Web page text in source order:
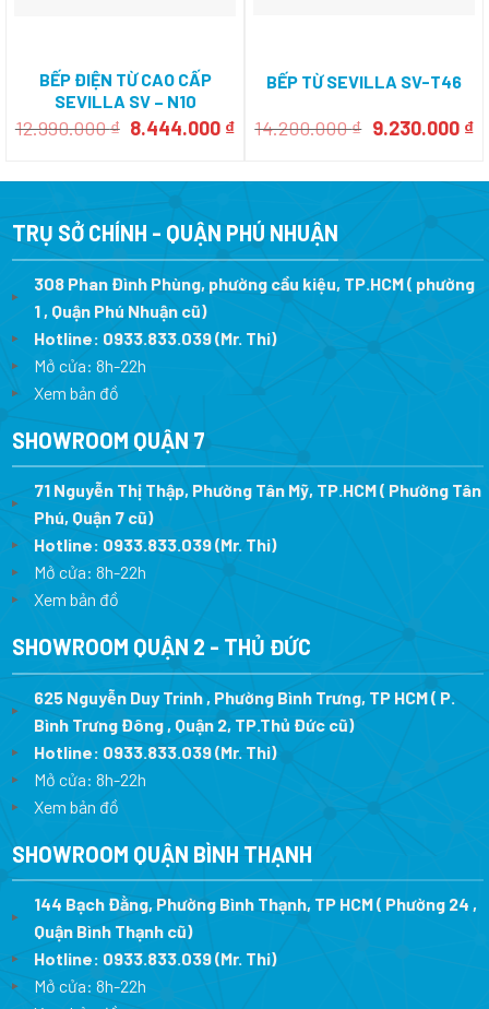
BẾP ĐIỆN TỪ CAO CẤP
SEVILLA SV – N10
12.990.000₫ Giá
12.990.000 ₫.
8.444.000 ₫Giá
là:
BẾP TỪ SEVILLA SV-T46
14.200.000₫ Giá
14.200.000 ₫.
9.230.000 ₫
TRỤ SỞ CHÍNH - QUẬN PHÚ NHUẬN
308 Phan Đình Phùng, phường cầu kiệu, TP.HCM ( phường
1 , Quận Phú Nhuận cũ)
Hotline: 0933.833.039(Mr. Thi)
Mở cửa: 8h-22h
Xem bản đồ
SHOWROOM QUẬN 7
71 Nguyễn Thị Thập, Phường Tân Mỹ, TP.HCM ( Phường Tân
Phú, Quận 7 cũ)
Hotline: 0933.833.039(Mr. Thi)
Mở cửa: 8h-22h
Xem bản đồ
SHOWROOM QUẬN 2 - THỦ ĐỨC
625 Nguyễn Duy Trinh , Phường Bình Trưng, TP HCM ( P.
Bình Trưng Đông , Quận 2, TP.Thủ Đức cũ)
Hotline: 0933.833.039(Mr. Thi)
Mở cửa: 8h-22h
Xem bản đồ
SHOWROOM QUẬN BÌNH THẠNH
144 Bạch Đằng, Phường Bình Thạnh, TP HCM ( Phường 24 ,
Quận Bình Thạnh cũ)
Hotline: 0933.833.039(Mr. Thi)
Mở cửa: 8h-22h